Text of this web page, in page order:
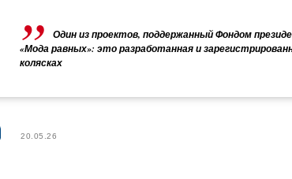
Один из проектов, поддержанный Фондом
«Мода равных»: это разработанная и
колясках
20.05.26